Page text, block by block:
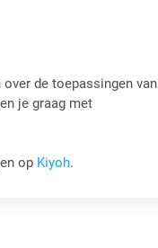
de toepassingen van
je graag met
op Kiyoh.